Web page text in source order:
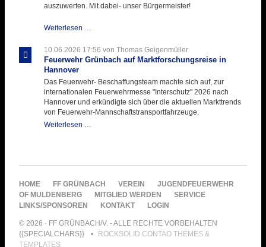
auszuwerten. Mit dabei- unser Bürgermeister!
Weiterlesen …
Informationen
aus
aus
10.06.2026 17:56 von Thomas Geigenmüller
Feuerwehr Grünbach auf Marktforschungsreise in
Hannover
Das Feuerwehr- Beschaffungsteam machte sich auf, zur
internationalen Feuerwehrmesse "Interschutz" 2026 nach
Hannover und erkündigte sich über die aktuellen Markttrends
von Feuerwehr-Mannschaftstransportfahrzeuge.
Weiterlesen …
in
NAVIGATION
ÜBERSPRINGEN
HOME FF GRÜNBACH VEREIN
JUGENDFEUERWEHR
OF MULDENBERG
MITGLIED WERDEN
SERVICE
LINKS/SPONSOREN
KONTAKT LOGIN
© 2026 · FF GRÜNBACH/V. - ALLE RECHTE VORBEHALTEN
{{SPECIALCHARS}}
ROCKSOLID CONTAO THEMES &
TEMPLATES